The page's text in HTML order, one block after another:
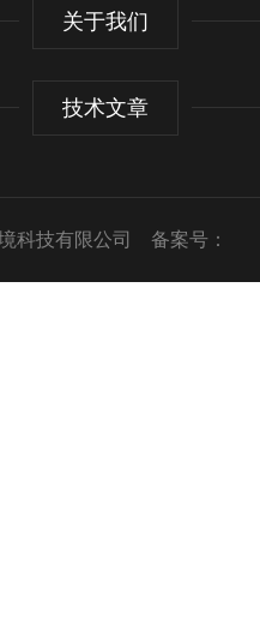
关于我们
技术文章
科技有限公司 备案号：